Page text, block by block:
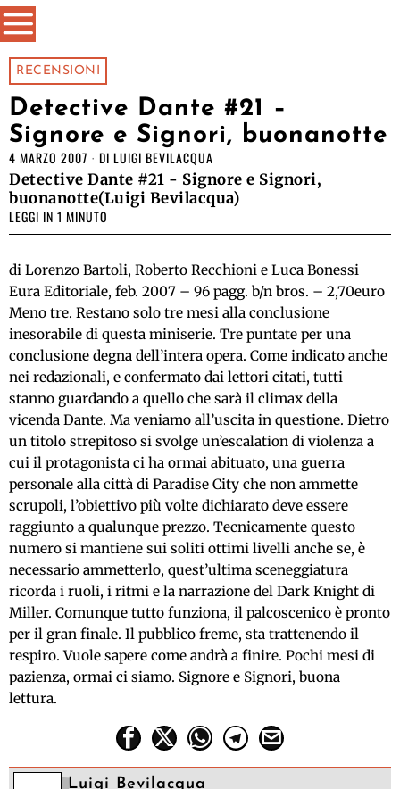
RECENSIONI
Detective Dante #21 –
Signore e Signori, buonanotte
4 MARZO 2007 DI LUIGI BEVILACQUA
Detective Dante #21 - Signore e Signori,
buonanotte(Luigi Bevilacqua)
LEGGI IN 1 MINUTO
di Lorenzo Bartoli, Roberto Recchioni e Luca Bonessi
Eura Editoriale, feb. 2007 – 96 pagg. b/n bros. – 2,70euro
Meno tre. Restano solo tre mesi alla conclusione
inesorabile di questa miniserie. Tre puntate per una
conclusione degna dell’intera opera. Come indicato anche
nei redazionali, e confermato dai lettori citati, tutti
stanno guardando a quello che sarà il climax della
vicenda Dante. Ma veniamo all’uscita in questione. Dietro
un titolo strepitoso si svolge un’escalation di violenza a
cui il protagonista ci ha ormai abituato, una guerra
personale alla città di Paradise City che non ammette
scrupoli, l’obiettivo più volte dichiarato deve essere
raggiunto a qualunque prezzo. Tecnicamente questo
numero si mantiene sui soliti ottimi livelli anche se, è
necessario ammetterlo, quest’ultima sceneggiatura
ricorda i ruoli, i ritmi e la narrazione del Dark Knight di
Miller. Comunque tutto funziona, il palcoscenico è pronto
per il gran finale. Il pubblico freme, sta trattenendo il
respiro. Vuole sapere come andrà a finire. Pochi mesi di
pazienza, ormai ci siamo. Signore e Signori, buona
lettura.
Luigi Bevilacqua